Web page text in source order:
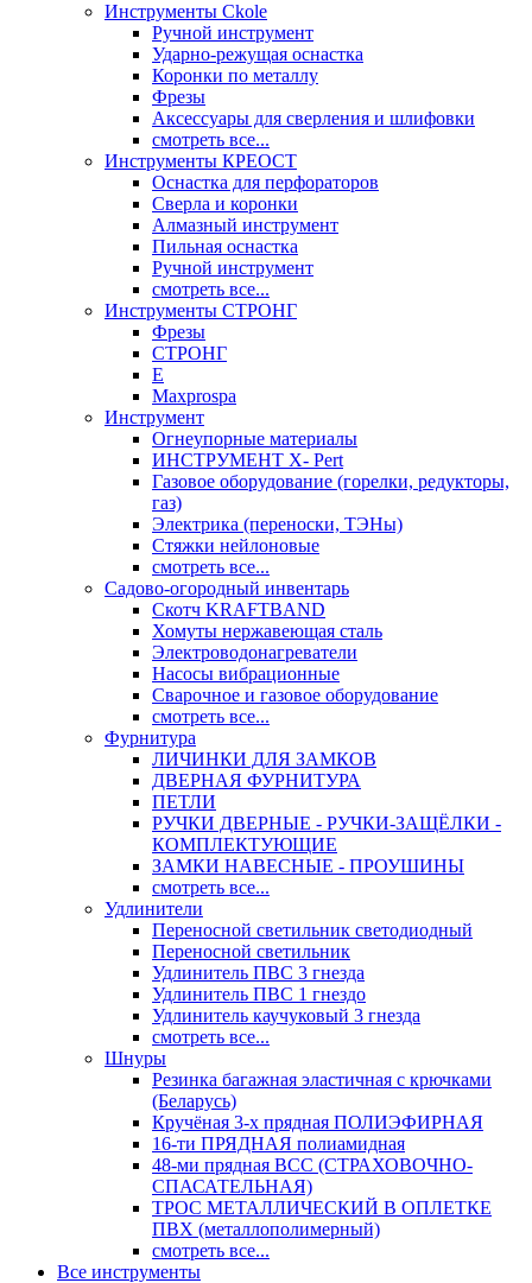
Инструменты Ckole
Ручной инструмент
Ударно‑режущая оснастка
Коронки по металлу
Фрезы
Аксессуары для сверления и шлифовки
смотреть все...
Инструменты КРЕОСТ
Оснастка для перфораторов
Сверла и коронки
Алмазный инструмент
Пильная оснастка
Ручной инструмент
смотреть все...
Инструменты СТРОНГ
Фрезы
СТРОНГ
Е
Maxprospa
Инструмент
Огнеупорные материалы
ИНСТРУМЕНТ X- Pert
Газовое оборудование (горелки, редукторы,
газ)
Электрика (переноски, ТЭНы)
Стяжки нейлоновые
смотреть все...
Садово-огородный инвентарь
Скотч KRAFTBAND
Хомуты нержавеющая сталь
Электроводонагреватели
Насосы вибрационные
Сварочное и газовое оборудование
смотреть все...
Фурнитура
ЛИЧИНКИ ДЛЯ ЗАМКОВ
ДВЕРНАЯ ФУРНИТУРА
ПЕТЛИ
РУЧКИ ДВЕРНЫЕ - РУЧКИ-ЗАЩЁЛКИ -
КОМПЛЕКТУЮЩИЕ
ЗАМКИ НАВЕСНЫЕ - ПРОУШИНЫ
смотреть все...
Удлинители
Переносной светильник светодиодный
Переносной светильник
Удлинитель ПВС 3 гнезда
Удлинитель ПВС 1 гнездо
Удлинитель каучуковый 3 гнезда
смотреть все...
Шнуры
Резинка багажная эластичная с крючками
(Беларусь)
Кручёная 3-х прядная ПОЛИЭФИРНАЯ
16-ти ПРЯДНАЯ полиамидная
48-ми прядная ВСС (СТРАХОВОЧНО-
СПАСАТЕЛЬНАЯ)
ТРОС МЕТАЛЛИЧЕСКИЙ В ОПЛЕТКЕ
ПВХ (металлополимерный)
смотреть все...
Все инструменты